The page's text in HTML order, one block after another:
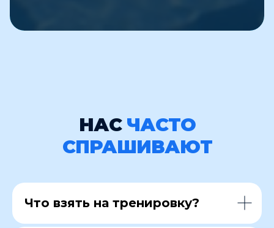
НАС ЧАСТО
СПРАШИВАЮТ
Что взять на тренировку?